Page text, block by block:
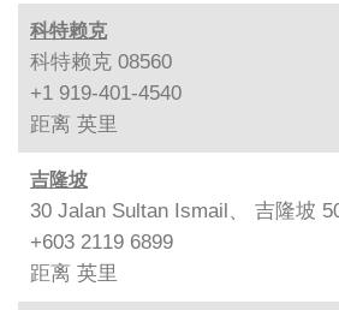
科特赖克
科特赖克 08560
+1 919-401-4540
距离 英里
吉隆坡
30 Jalan Sultan Ismail、 吉隆坡
+603 2119 6899
距离 英里